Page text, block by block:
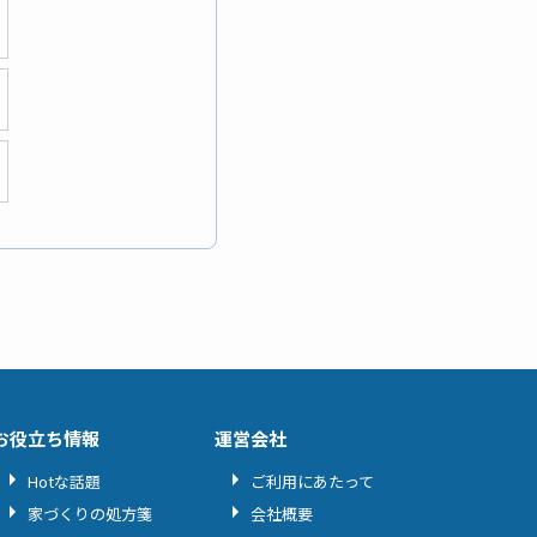
役立ち情報
Hotな話題
家づくりの処方箋
運営会社
ご利用にあたって
会社概要